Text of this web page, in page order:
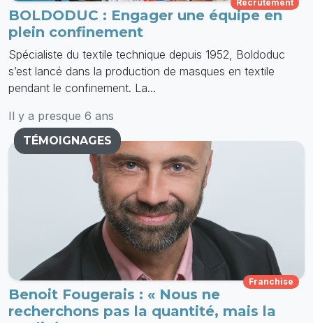
Recrutement
BOLDODUC : Engager une équipe en
plein confinement
Spécialiste du textile technique depuis 1952, Boldoduc
s’est lancé dans la production de masques en textile
pendant le confinement. La...
Il y a presque 6 ans
TÉMOIGNAGES
Franchise
Benoit Fougerais : « Nous ne
recherchons pas la quantité, mais la